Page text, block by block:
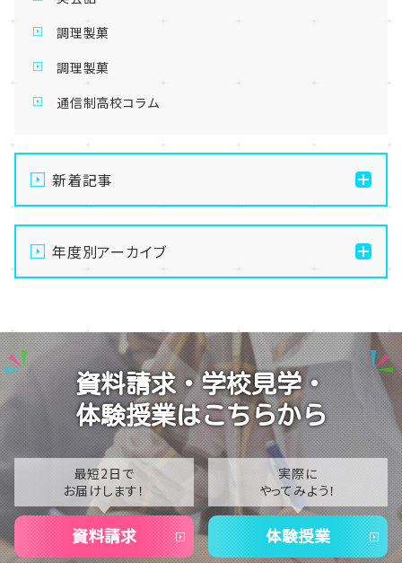
調理製菓
調理製菓
通信制高校コラム
新着記事
【大宮】俺たちの夏は終わらない！8月後半のおすすめ
体験授業
【大宮】総勢100名以上！大宮学習センター「夏祭り」を
【大宮】8月8日～16日までお休みをいただきます☺
【大宮】プロの撮影隊がやってきた！TikTok撮影の裏側
に密着🎬✨
【大宮】いよいよ明日開催！夏のビッグイベント「大宮学
習センター 夏祭り」🎉✨
年度別アーカイブ
2025
2024
2023
2021
2020
資料請求・学校見学・
体験授業はこちらから
最短2日で
お届けします！
資料請求
実際に
やってみよう！
体験授業